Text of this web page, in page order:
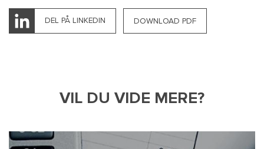
DEL PÅ LINKEDIN DOWNLOAD PDF
VIL DU VIDE MERE?